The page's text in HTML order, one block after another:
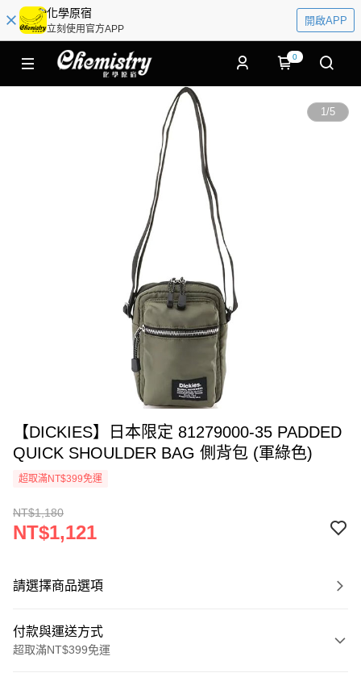
化學原宿
立刻使用官方APP
開啟APP
0
1/5
【DICKIES】日本限定 81279000-35 PADDED
QUICK SHOULDER BAG 側背包 (軍綠色)
超取滿NT$399免運
NT$1,180
NT$1,121
請選擇商品選項
付款與運送方式
超取滿NT$399免運